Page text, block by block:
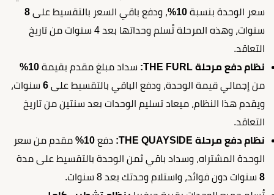
سعر الوحدة بنسبة 10% ، ودفع باقي السعر بالتقسيط على 8
سنوات، وهذه المرحلة تُسلم وحداتها بعد 4 سنوات من تاريخ
التعاقد.
نظام دفع مرحلة THE FURL:
سداد مبلغ مقدم بقيمة 10%
من إجمالي قيمة الوحدة، ودفع الباقي بالتقسيط على 6 سنوات،
ويقدم هذا النظام، ميعاد تسليم الوحدات بعد سنتين من تاريخ
التعاقد.
نظام دفع مرحلة THE QUAYSIDE:
دفع 10%
مقدم من سعر
الوحدة المشتراه، وسداد باقي ثمن الوحدة بالتقسيط على مدة
8 سنوات دون فوائد، واستلام وحدتك بعد 8 سنوات.